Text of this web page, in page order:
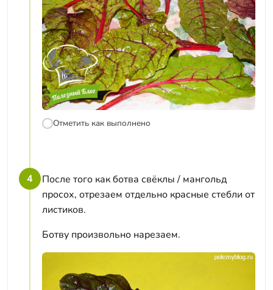
Отметить как выполнено
4
После того как ботва свёклы / мангольд
просох, отрезаем отдельно красные стебли от
листиков.
Ботву произвольно нарезаем.